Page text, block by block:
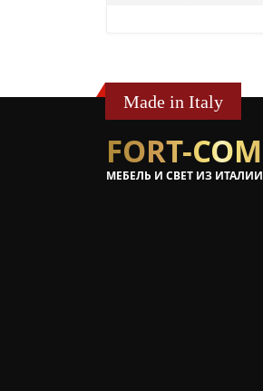
Made in Italy
FORT-COM
МЕБЕЛЬ И СВЕТ ИЗ ИТАЛИИ